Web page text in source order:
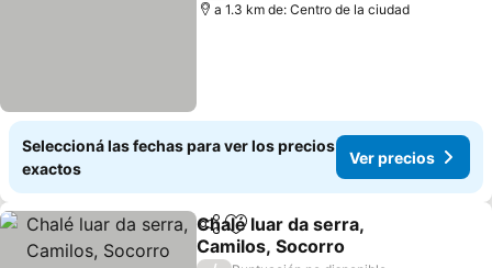
a 1.3 km de: Centro de la ciudad
Seleccioná las fechas para ver los precios
exactos
Ver precios
CompartirAñadir a favoritos
Chalé luar da serra,
Camilos, Socorro